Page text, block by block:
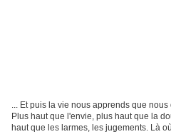
... Et puis la vie nous apprends que
Plus haut que l'envie, plus haut que la
haut que les larmes, les jugements. Là